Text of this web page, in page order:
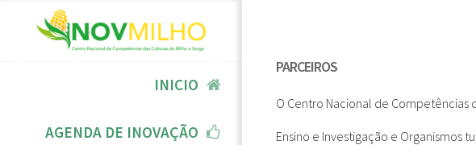
INICIO
AGENDA DE INOVAÇÃO
PARCEIROS
O Centro Nacional de Competências
Ensino e Investigação e Organismos